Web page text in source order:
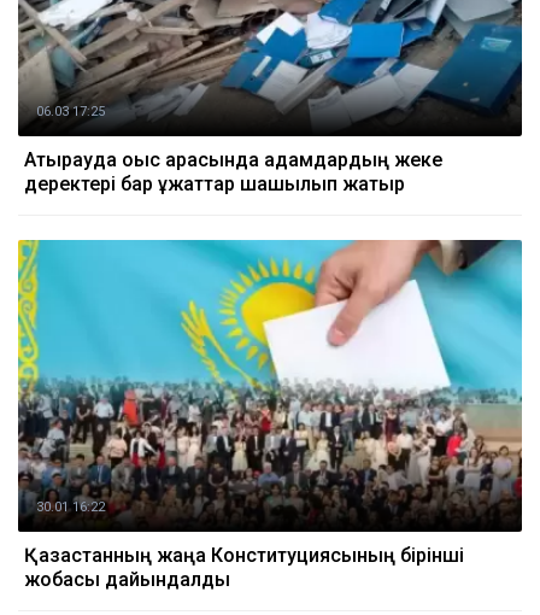
06.03 17:25
Атырауда қоқыс арасында адамдардың жеке
деректері бар құжаттар шашылып жатыр
30.01 16:22
Қазақстанның жаңа Конституциясының бірінші
жобасы дайындалды